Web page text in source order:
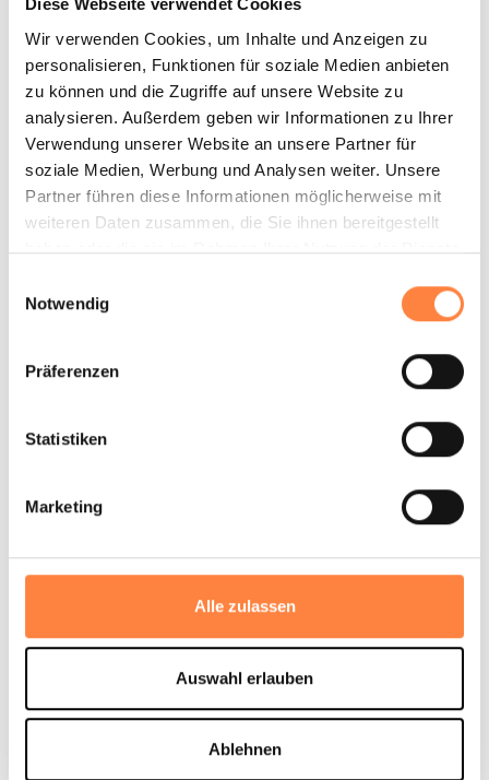
Diese Webseite verwendet Cookies
Wir verwenden Cookies, um Inhalte und Anzeigen zu
personalisieren, Funktionen für soziale Medien anbieten
zu können und die Zugriffe auf unsere Website zu
analysieren. Außerdem geben wir Informationen zu Ihrer
Verwendung unserer Website an unsere Partner für
soziale Medien, Werbung und Analysen weiter. Unsere
Partner führen diese Informationen möglicherweise mit
weiteren Daten zusammen, die Sie ihnen bereitgestellt
haben oder die sie im Rahmen Ihrer Nutzung der Dienste
Notwendig
Präferenzen
Statistiken
Marketing
Alle zulassen
Auswahl erlauben
Ablehnen
Das können Sie in puncto
Aluminium-Pumpen von uns
erwarten:
geflanschte Pumpenkammern
schwenkbare Anschlussstücke
Aluminium
Grauguss GG40
nur wenige Bauteile
kompaktes Design
wartungsfrei
Alle Aluminium-Pumpen auf einen
Blick